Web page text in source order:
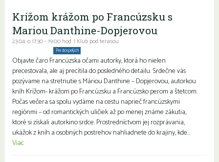
Krížom krážom po Francúzsku s
Mariou Danthine-Dopjerovou
23.04. o 17:30 - 19:00 hod. | Klub pod terasou
Pre dospelých
Objavte čaro Francúzska očami autorky, ktorá ho nielen
precestovala, ale aj precítila do posledného detailu. Srdečne vás
pozývame na stretnutie s Máriou Danthine – Dopjerovou, autorkou
kníh Krížom- krážom po Francúzsku a Francúzsko perom a štetcom.
Počas večera sa spolu vydáme na cestu naprieč francúzskymi
regiónmi – od romantických uličiek až po menej známe zákutia,
ktoré si získali autorkino srdce. Prostredníctvom jej rozprávania,
ukážok z kníh a osobných postrehov nahliadnete do krajiny, kde...
Viac